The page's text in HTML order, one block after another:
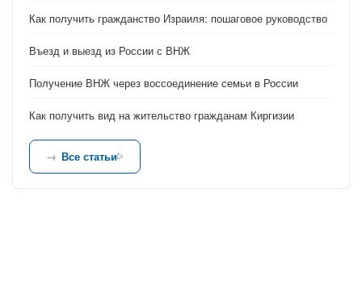
Как получить гражданство Израиля: пошаговое руководство
Въезд и выезд из России с ВНЖ
Получение ВНЖ через воссоединение семьи в России
Как получить вид на жительство гражданам Киргизии
Все статьи